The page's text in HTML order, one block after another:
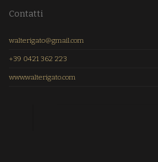
Contatti
walterigato@gmail.com
+39 0421 362 223
www.walterigato.com